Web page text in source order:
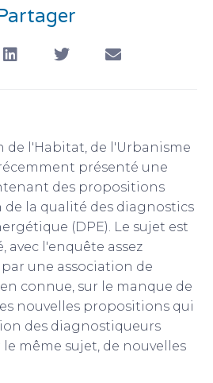
de l'Habitat, de l'Urbanisme
présenté une
des propositions
la qualité des diagnostics
(DPE). Le sujet est
avec l'enquête assez
une association de
connue, sur le manque de
nouvelles propositions qui
des diagnostiqueurs
même sujet, de nouvelles